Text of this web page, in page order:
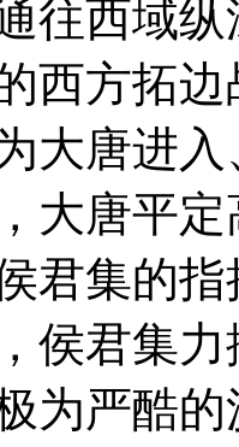
往西域
西方拓
大唐进
大唐平
君集的
侯君集
为严酷